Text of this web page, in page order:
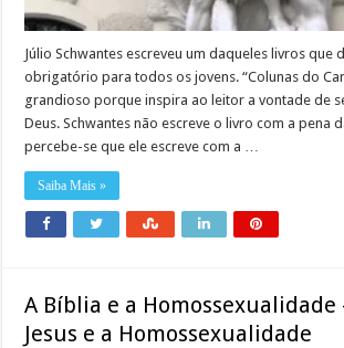
Júlio Schwantes escreveu um daqueles livros que
obrigatório para todos os jovens. “Colunas do
grandioso porque inspira ao leitor a vontade de
Deus. Schwantes não escreve o livro com a pena
percebe-se que ele escreve com a …
Saiba Mais »
A Bíblia e a Homossexualidade
Jesus e a Homossexualidade